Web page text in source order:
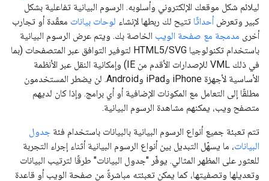
ليلائم شكل موقعك الإلكتروني وأسلوبه. الرسوم البيانية تفاعلية بشكل
كبير وتعرضأحداثًا تتيح لك ربطها لإنشاء لوحات بيانات معقّدة أو تجارب
أخرى مدمجة مع صفحة الويب الخاصة بك. ويتم عرض الرسوم البيانية
باستخدام تكنولوجيا HTML5/SVG لتوفير التوافق عبر المتصفحات (بما
في ذلك VML للإصدارات الأقدم من IE) وإمكانية النقل عبر الأنظمة
الأساسية لأجهزة iPhone وiPad وAndroid. لن يضطر المستخدمون
مطلقًا إلى التعامل مع المكونات الإضافية أو أي برامج. وإذا كان لديهم
متصفح ويب، يمكنهم مشاهدة الرسوم البيانية.
تتم تعبئة جميع أنواع الرسوم البيانية بالبيانات باستخدام فئة جدول
البيانات، ما يسهّل التبديل بين أنواع الرسوم البيانية أثناء إجراء التجربة
للعثور على المظهر المثالي. يوفّر "جدول البيانات" طرقًا لترتيب البيانات
وتعديلها وتصفيتها، كما يمكن تعبئته مباشرةً من صفحة الويب أو قاعدة